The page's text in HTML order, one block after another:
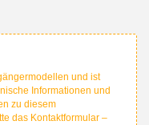
und ist
Informationen und
zu diesem
das Kontaktformular –